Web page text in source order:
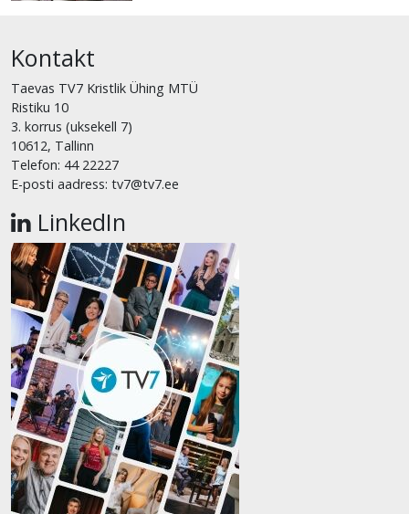
Kontakt
Taevas TV7 Kristlik Ühing MTÜ
Ristiku 10
3. korrus (uksekell 7)
10612, Tallinn
Telefon: 44 22227
E-posti aadress: tv7@tv7.ee
LinkedIn